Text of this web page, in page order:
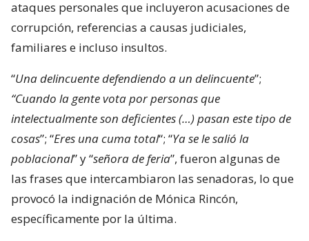
ataques personales que incluyeron acusaciones de
corrupción, referencias a causas judiciales,
familiares e incluso insultos.
“Una delincuente defendiendo a un delincuente”;
“Cuando la gente vota por personas que
intelectualmente son deficientes (…) pasan este tipo de
cosas”; “Eres una cuma total“; “Ya se le salió la
poblacional” y “señora de feria”, fueron algunas de
las frases que intercambiaron las senadoras, lo que
provocó la indignación de Mónica Rincón,
específicamente por la última.